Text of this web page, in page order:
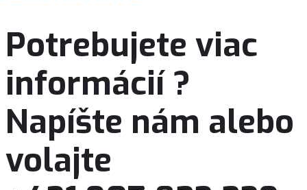
Potrebujete viac
informácií ?
Napíšte nám alebo
volajte